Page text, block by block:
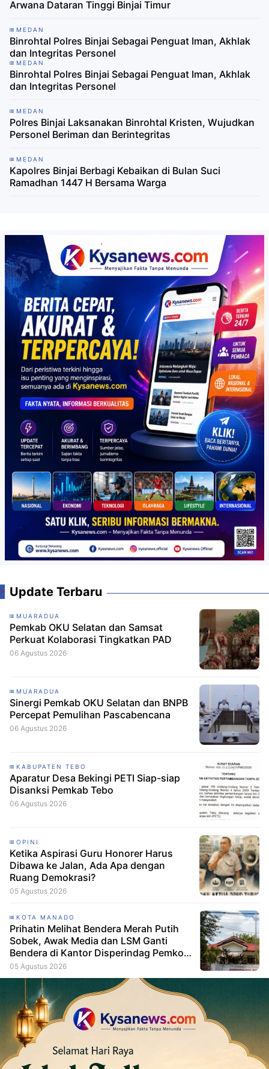
Arwana Dataran Tinggi Binjai Timur
MEDAN
Binrohtal Polres Binjai Sebagai Penguat Iman, Akhlak
dan Integritas Personel
MEDAN
Binrohtal Polres Binjai Sebagai Penguat Iman, Akhlak
dan Integritas Personel
MEDAN
Polres Binjai Laksanakan Binrohtal Kristen, Wujudkan
Personel Beriman dan Berintegritas
MEDAN
Kapolres Binjai Berbagi Kebaikan di Bulan Suci
Ramadhan 1447 H Bersama Warga
Update Terbaru
MUARADUA
Pemkab OKU Selatan dan Samsat
Perkuat Kolaborasi Tingkatkan PAD
06 Agustus 2026
MUARADUA
Sinergi Pemkab OKU Selatan dan BNPB
Percepat Pemulihan Pascabencana
06 Agustus 2026
KABUPATEN TEBO
Aparatur Desa Bekingi PETI Siap-siap
Disanksi Pemkab Tebo
06 Agustus 2026
OPINI
Ketika Aspirasi Guru Honorer Harus
Dibawa ke Jalan, Ada Apa dengan
Ruang Demokrasi?
05 Agustus 2026
KOTA MANADO
Prihatin Melihat Bendera Merah Putih
Sobek, Awak Media dan LSM Ganti
Bendera di Kantor Disperindag Pemkot
Manado
05 Agustus 2026